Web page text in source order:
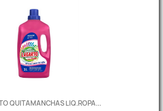
QUITAMANCHAS LIQ.ROPA...